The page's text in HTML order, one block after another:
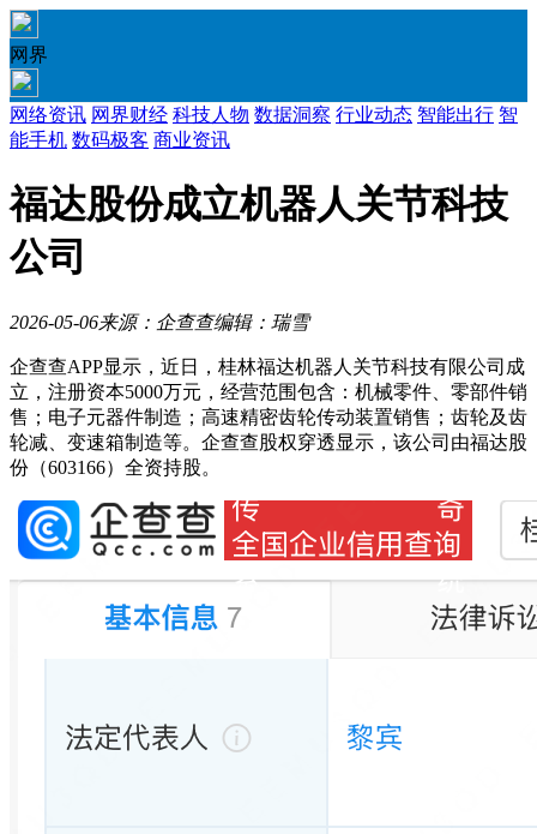
网界
网络资讯 网界财经 科技人物 数据洞察 行业动态 智能出行 智
能手机 数码极客 商业资讯
福达股份成立机器人关节科技
公司
2026-05-06来源：企查查编辑：瑞雪
企查查APP显示，近日，桂林福达机器人关节科技有限公司成
立，注册资本5000万元，经营范围包含：机械零件、零部件销
售；电子元器件制造；高速精密齿轮传动装置销售；齿轮及齿
轮减、变速箱制造等。企查查股权穿透显示，该公司由福达股
份（603166）全资持股。